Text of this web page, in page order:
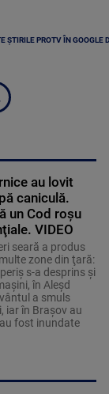
ȘTIRILE PROTV ÎN GOOGLE
au lovit
caniculă.
un Cod roşu
VIDEO
seară a produs
zone din ţară:
s-a desprins și
în Aleşd
a smuls
iar în Braşov au
fost inundate